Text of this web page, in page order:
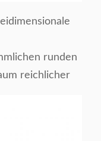
runden
reichlicher